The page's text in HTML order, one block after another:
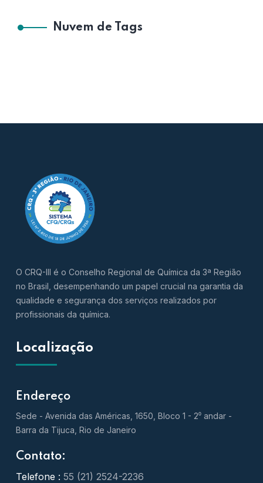
Nuvem de Tags
O CRQ-III é o Conselho Regional de Química da 3ª Região
no Brasil, desempenhando um papel crucial na garantia da
qualidade e segurança dos serviços realizados por
profissionais da química.
Localização
Endereço
Sede - Avenida das Américas, 1650, Bloco 1 - 2⁰ andar -
Barra da Tijuca, Rio de Janeiro
Contato:
Telefone : 55 (21) 2524-2236